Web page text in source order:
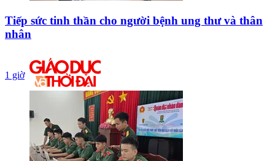
Tiếp sức tinh thần cho người bệnh ung thư và thân
nhân
1 giờ